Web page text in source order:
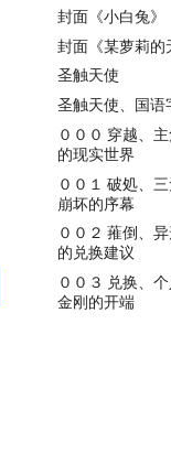
封面《小白兔》
封面《某萝莉的
圣触天使
圣触天使、国语
０００ 穿越、
的现实世界
００１ 破処、
崩坏的序幕
００２ 蓷倒、
的兑换建议
００３ 兑换、
金刚的开端